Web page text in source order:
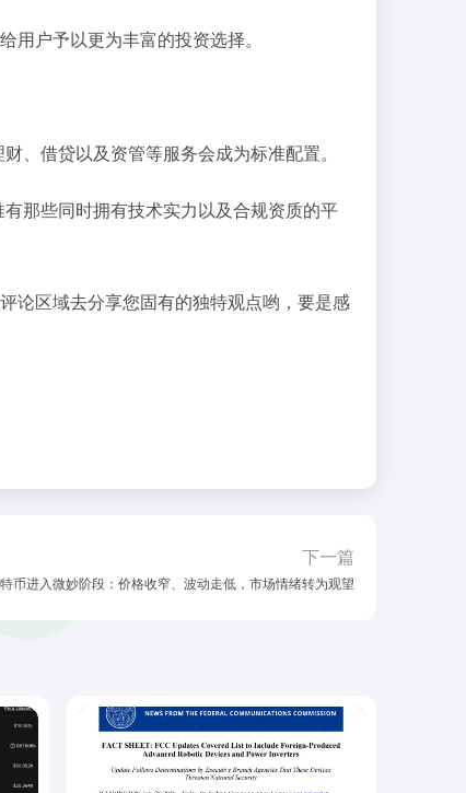
户予以更为丰富的投资选择。
、借贷以及资管等服务会成为标准配置。
那些同时拥有技术实力以及合规资质的平
论区域去分享您固有的独特观点哟，要是感
下一篇
币进入微妙阶段：价格收窄、波动走低，市场情绪转为观望